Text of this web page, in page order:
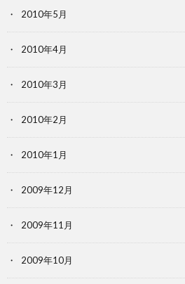
2010年5月
2010年4月
2010年3月
2010年2月
2010年1月
2009年12月
2009年11月
2009年10月